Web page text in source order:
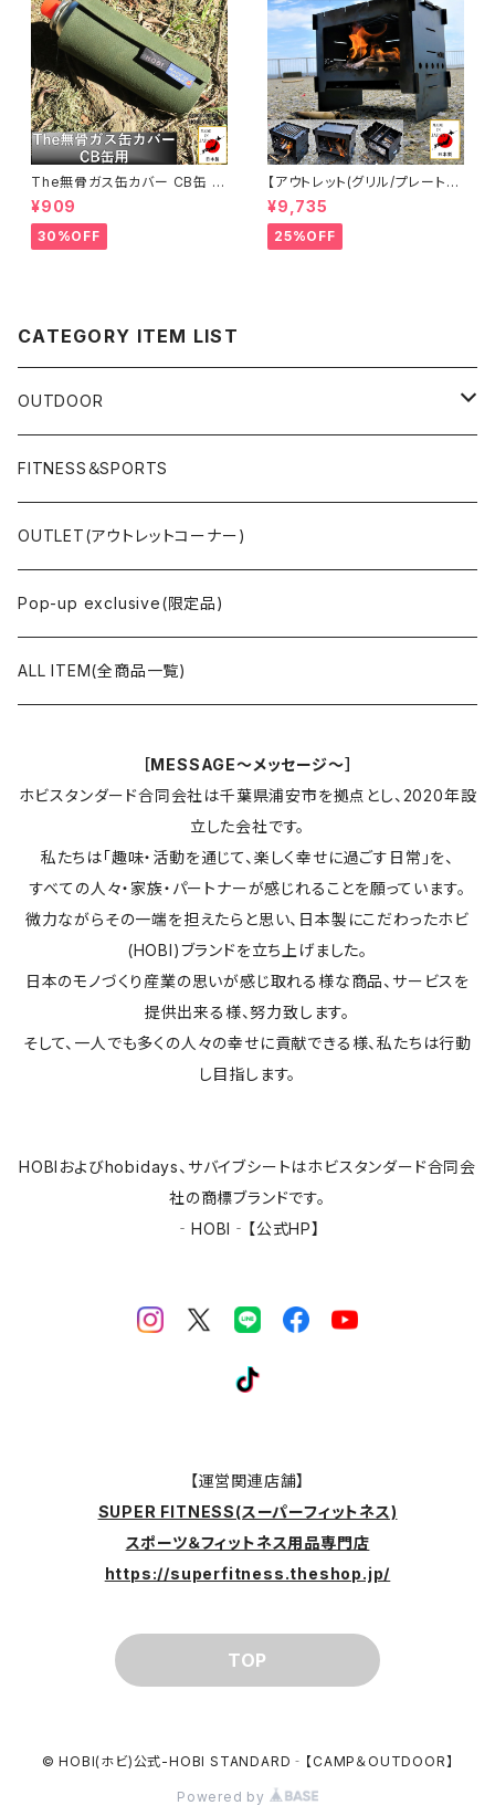
The無骨ガス缶カバー CB缶 カ
バー [HOBI]【日本製】プレミア
ム帆布ナロー [無骨でタフ] キャ
ンプ ホビ オリーブドラブ [MAD
E IN JAPAN]
¥909
30%OFF
【アウトレット(グリル/プレート無
し)】焚火台コンロ『DANRO』
【日本製】[HOBI] 漆黒のブラッ
クコート鉄 [無骨でタフ] 3WAY
グリル＆プレート＆ゴトク 歪みに
¥9,735
25%OFF
CATEGORY ITEM LIST
OUTDOOR
サバイブシート/帆布シートシリーズ
サバイブシート(プレミアム帆布)
サバイブシート2nd(粗目風情仕上帆布)
帆布・各種素材シート／補修サンプル生地
帆布トートシリーズ
軍幕タープ/前幕メッシュ
焚き火台/鉄板
野営タオルtenugui
FITNESS＆SPORTS
OUTLET(アウトレットコーナー)
Pop-up exclusive(限定品)
ALL ITEM(全商品一覧)
［MESSAGE～メッセージ～］
ホビスタンダード合同会社は千葉県浦安市を拠点とし、2020年設
立した会社です。
私たちは「趣味・活動を通じて、楽しく幸せに過ごす日常」を、
すべての人々・家族・パートナーが感じれることを願っています。
微力ながらその一端を担えたらと思い、日本製にこだわったホビ
(HOBI)ブランドを立ち上げました。
日本のモノづくり産業の思いが感じ取れる様な商品、サービスを
提供出来る様、努力致します。
そして、一人でも多くの人々の幸せに貢献できる様、私たちは行動
し目指します。
HOBIおよびhobidays、サバイブシートはホビスタンダード合同会
社の商標ブランドです。
‐HOBI‐【公式HP】
【運営関連店舗】
SUPER FITNESS(スーパーフィットネス)
スポーツ＆フィットネス用品専門店
https://superfitness.theshop.jp/
TOP
© HOBI(ホビ)公式-HOBI STANDARD‐【CAMP＆OUTDOOR】
Powered by